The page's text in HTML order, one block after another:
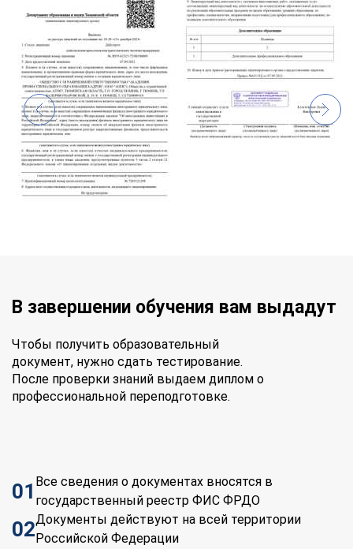
В завершении обучения вам выдадут
Чтобы получить образовательный
документ, нужно сдать тестирование.
После проверки знаний выдаем диплом о
профессиональной переподготовке.
01 Все сведения о документах вносятся в
государственный реестр ФИС ФРДО
02Документы действуют на всей территории
Российской Федерации